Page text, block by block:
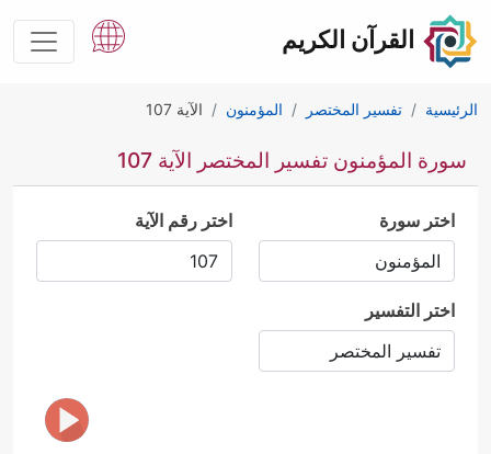
القرآن الكريم
الرئيسية تفسير المختصر المؤمنون الآية 107
سورة المؤمنون تفسير المختصر الآية 107
اختر سورة اختر رقم الآية
اختر التفسير